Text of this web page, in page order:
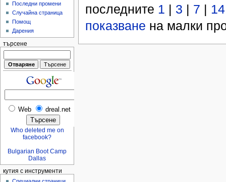
последните 1 | 3 | 7 | 14
показване на малки
Последни промени
Случайна страница
Помощ
Дарения
търсене
Web dreal.net
Who deleted me on
facebook?
Bulgarian Boot Camp
Dallas
кутия с инструменти